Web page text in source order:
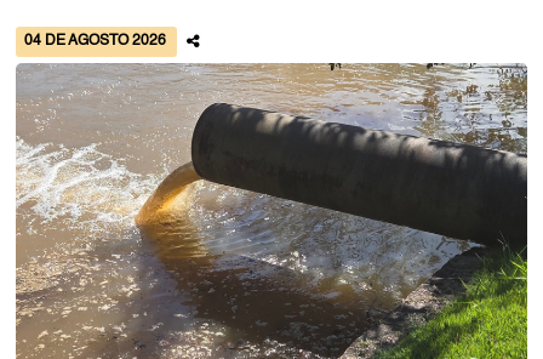
04 DE AGOSTO 2026